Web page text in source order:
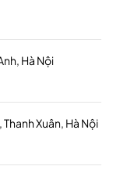
Hà Nội
Xuân, Hà Nội